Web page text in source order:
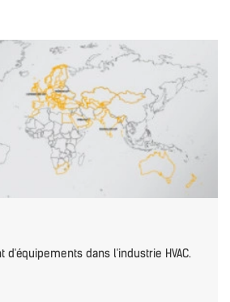
d'équipements dans l'industrie HVAC.